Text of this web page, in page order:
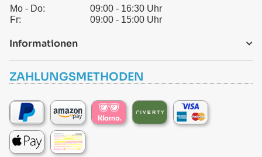
Mo - Do:
09:00 - 16:30 Uhr
Fr:
09:00 - 15:00 Uhr
Informationen
ZAHLUNGSMETHODEN